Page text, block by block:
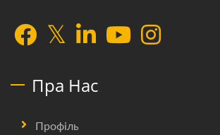
Пра Нас
Профіль